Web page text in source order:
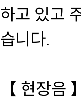
하고 있고
습니다.
【 현장